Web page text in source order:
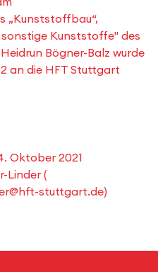
„Kunststoffbau“,
Kunststoffe" des
Bögner-Balz wurde
an die HFT Stuttgart
Oktober 2021
Linder(
stuttgart.de)